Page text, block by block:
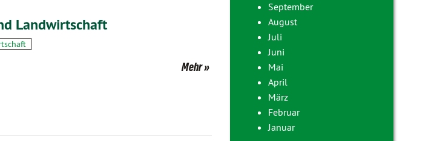
Landwirtschaft
Mehr
September
August
Juli
Juni
Mai
April
März
Februar
Januar